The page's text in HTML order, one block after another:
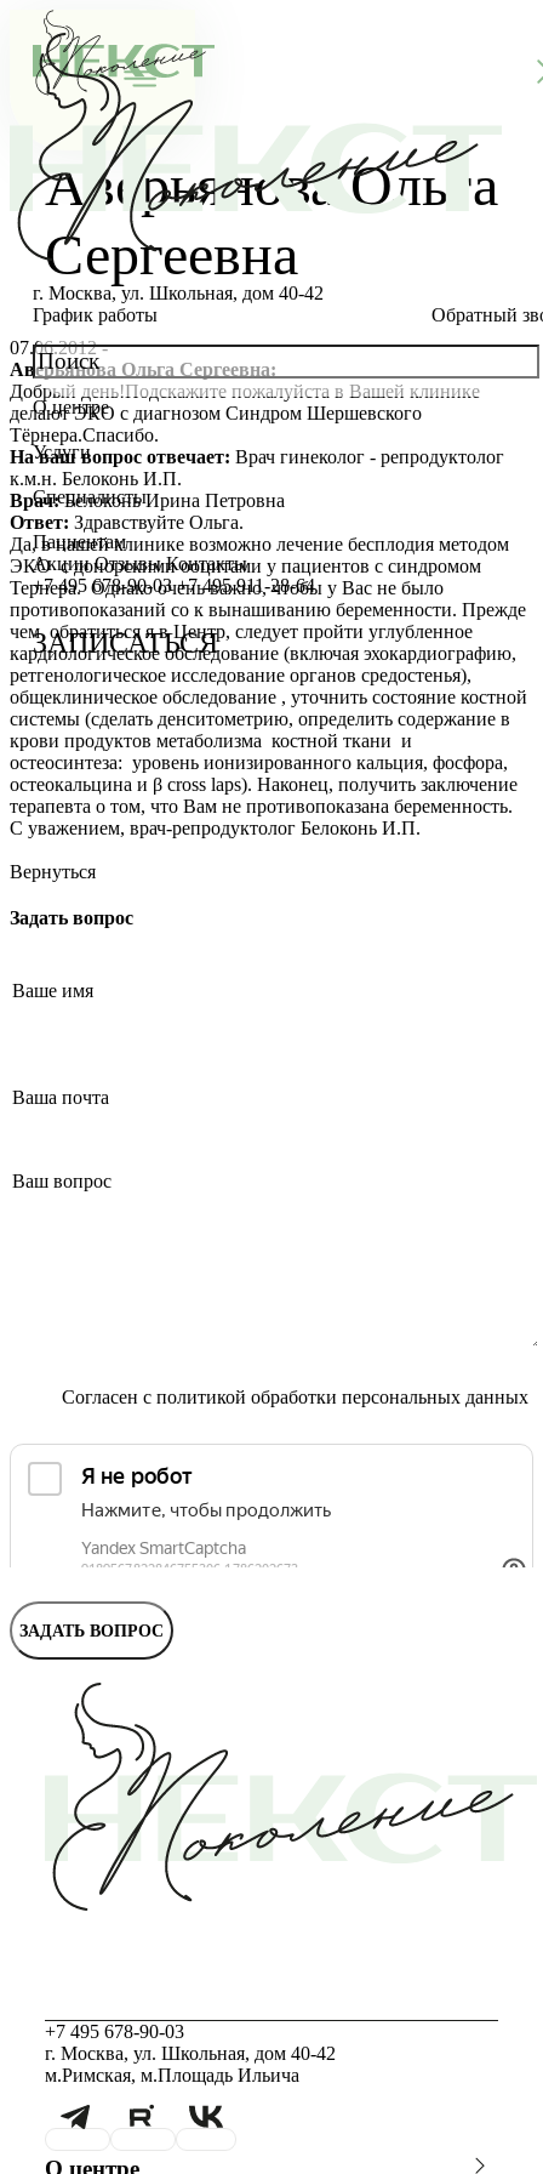
г. Москва, ул. Школьная, дом 40-42
График работы
Обратный
О центре
О клинике
Новости
Благотворительность
Сотрудничество с врачами
График работы
Фотогалерея
Видео
Истории пациентов
Услуги
Консультации специалистов
Стоимость ЭКО
Программы врт и эко
Донорство
Акушерство и гинекология
Андрология
Анализы
Специалисты
Главный врач
Заместитель главного врача
Репродуктолог
Гинеколог
Андролог
Генетик
Эндокринолог
Специалист УЗД
Эмбриолог
Анестезиолог
Маммолог
Пациентам
Онлайн-консультации специалистов
Онлайн-оплата
Вопрос специалисту (Вопрос-ответ)
ЭКО по ОМС
Хранение эмбрионов
Налоговый вычет
Проживание
Транспортировка репродуктивного материала
Обследования перед ЭКО, криопереносом (по ОМС)
Полезные статьи и видео
АкцииОтзывыКонтакты
+7 495 678-90-03 +7 495 911-28-64
ЗАПИСАТЬСЯ
Аверьянова Ольга
Сергеевна
07.06.2012 -
Аверьянова Ольга Сергеевна:
Добрый день!Подскажите пожалуйста в Вашей клинике
делают ЭКО с диагнозом Синдром Шершевского
Тёрнера.Спасибо.
На ваш вопрос отвечает: Врач гинеколог - репродуктолог
к.м.н. Белоконь И.П.
Врач: Белоконь Ирина Петровна
Ответ: Здравствуйте Ольга.
Да, в нашей клинике возможно лечение бесплодия методом
ЭКО с донорскими ооцитами у пациентов с синдромом
Тернера. Однако очень важно, чтобы у Вас не было
противопоказаний со к вынашиванию беременности. Прежде
чем обратиться я в Центр, следует пройти углубленное
кардиологическое обследование (включая эхокардиографию,
ретгенологическое исследование органов средостенья),
общеклиническое обследование , уточнить состояние костной
системы (сделать денситометрию, определить содержание в
крови продуктов метаболизма костной ткани и
остеосинтеза: уровень ионизированного кальция, фосфора,
остеокальцина и β cross laps). Наконец, получить заключение
терапевта о том, что Вам не противопоказана беременность.
С уважением, врач-репродуктолог Белоконь И.П.
Вернуться
Задать вопрос
Согласен с политикой обработки персональных данных
ЗАДАТЬ ВОПРОС
+7 495 678-90-03
г. Москва, ул. Школьная, дом 40-42
м.Римская, м.Площадь Ильича
О центре